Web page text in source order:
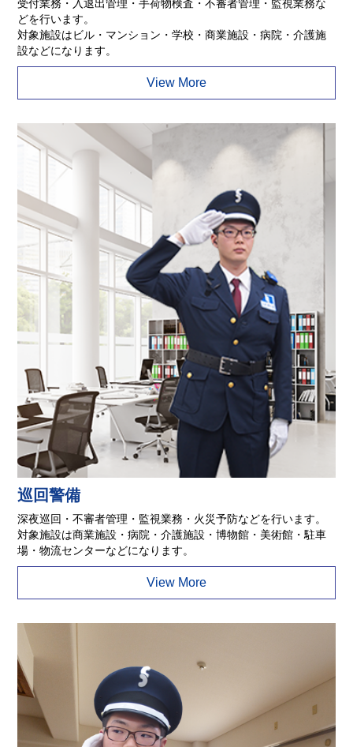
受付業務・入退出管理・手荷物検査・不審者管理・監視業務な
どを行います。
対象施設はビル・マンション・学校・商業施設・病院・介護施
設などになります。
View More
巡回警備
深夜巡回・不審者管理・監視業務・火災予防などを行います。
対象施設は商業施設・病院・介護施設・博物館・美術館・駐車
場・物流センターなどになります。
View More